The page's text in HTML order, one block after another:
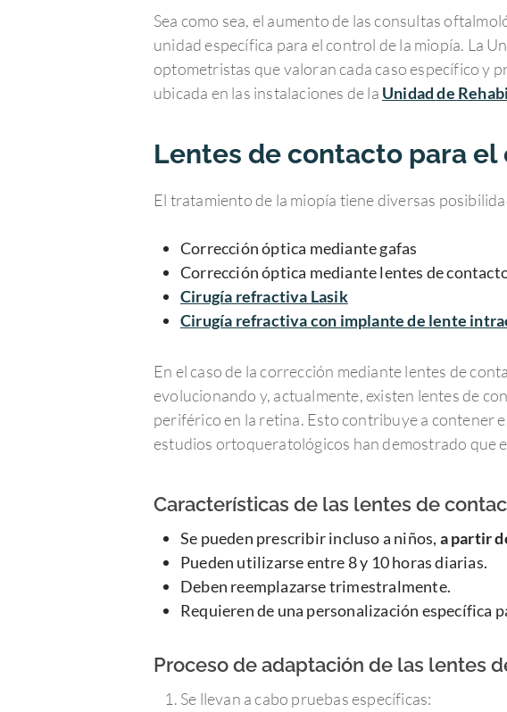
Sea como sea, el aumento de las consultas
unidad específica para el control de la miopía. La
optometristas que valoran cada caso específico y
ubicada en las instalaciones de la Unidad de
Lentes de contacto para
El tratamiento de la miopía tiene diversas
Corrección óptica mediante gafas
Corrección óptica mediante lentes de
Cirugía refractiva Lasik
Cirugía refractiva con implante de lente
En el caso de la corrección mediante lentes de
evolucionando y, actualmente, existen lentes de
periférico en la retina. Esto contribuye a contener
estudios ortoqueratológicos han demostrado que
Características de las lentes de
Se pueden prescribir incluso a niños, a partir
Pueden utilizarse entre 8 y 10 horas diarias.
Deben reemplazarse trimestralmente.
Requieren de una personalización específica
Proceso de adaptación de las lentes
Se llevan a cabo pruebas específicas: